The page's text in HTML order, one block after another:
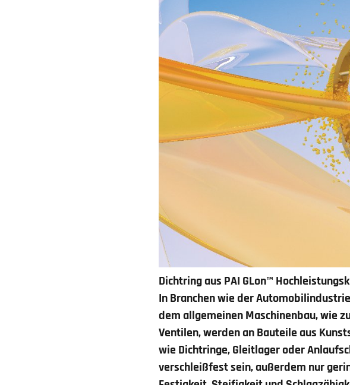
Dichtring aus PAI GLon™
In Branchen wie der
dem allgemeinen Maschinenbau, wie
Ventilen, werden an Bauteile aus
wie Dichtringe, Gleitlager oder
verschleißfest sein, außerdem nur